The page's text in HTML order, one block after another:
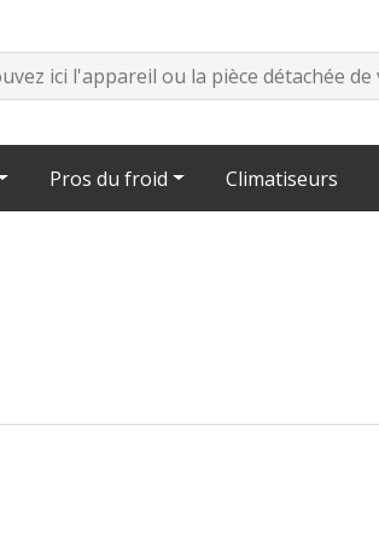
Pros du froid Climatiseurs